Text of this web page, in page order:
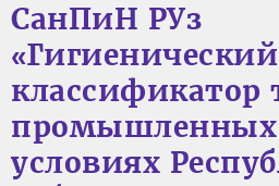
СанПиН РУз
«Гигиенический
классификатор
промышленных
условиях